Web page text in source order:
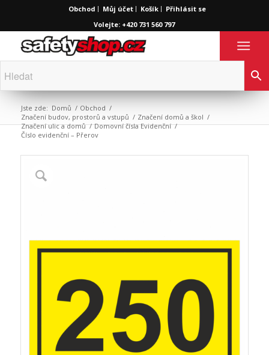
Obchod Můj účet Košík
Přihlásit se
Volejte: +420 731 560 797
Jste zde: Domů / Obchod /
Značení budov, prostorů a vstupů / Značení domů a škol /
Značení ulic a domů / Domovní čísla Evidenční /
Číslo evidenční – Přerov